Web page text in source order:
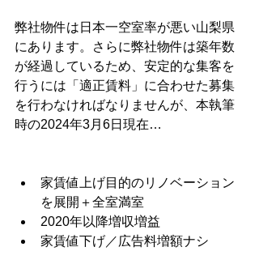
弊社物件は日本一空室率が悪い山梨県
にあります。さらに弊社物件は築年数
が経過しているため、安定的な集客を
行うには「適正賃料」に合わせた募集
を行わなければなりませんが、本執筆
時の2024年3月6日現在…
家賃値上げ目的のリノベーション
を展開＋全室満室
2020年以降増収増益
家賃値下げ／広告料増額ナシ